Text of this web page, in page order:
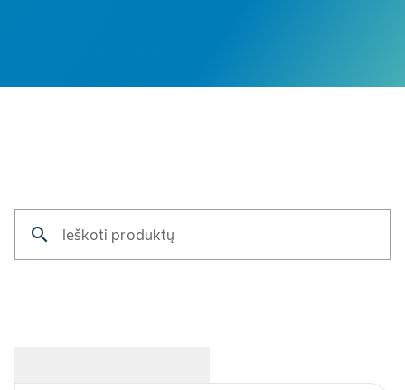
search Ieškoti produktų